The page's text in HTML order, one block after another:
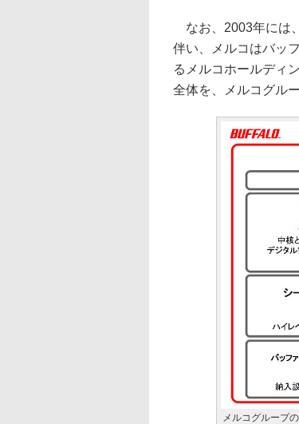
なお、2003年には
伴い、メルコはバッ
るメルコホールディ
全体を、メルコグル
メルコグループ